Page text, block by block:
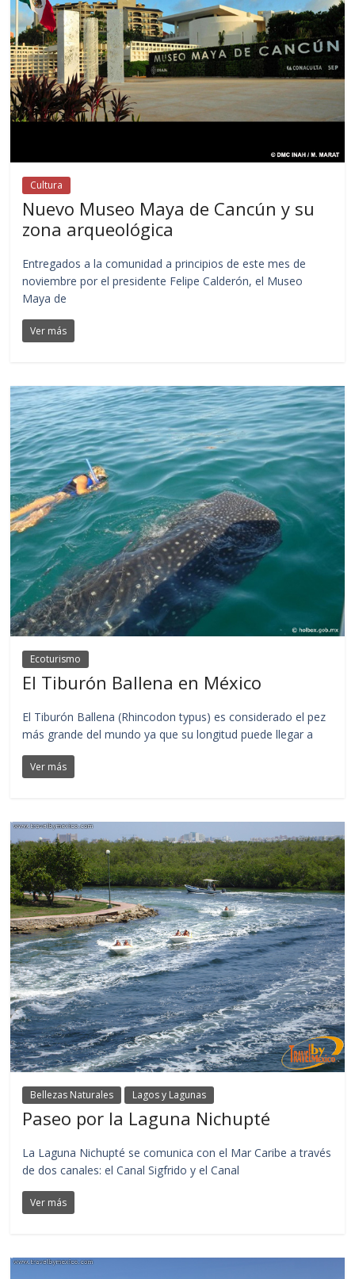
Cultura
Nuevo Museo Maya de Cancún y su
zona arqueológica
Entregados a la comunidad a principios de este mes de
noviembre por el presidente Felipe Calderón, el Museo
Maya de
Ver más
Ecoturismo
El Tiburón Ballena en México
El Tiburón Ballena (Rhincodon typus) es considerado el pez
más grande del mundo ya que su longitud puede llegar a
Ver más
Bellezas Naturales Lagos y Lagunas
Paseo por la Laguna Nichupté
La Laguna Nichupté se comunica con el Mar Caribe a través
de dos canales: el Canal Sigfrido y el Canal
Ver más